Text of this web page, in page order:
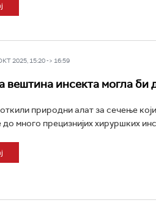
2025, 15:20 -> 16:59
вештина инсекта могла би
природни алат за сечење
много прецизнијих хируршких